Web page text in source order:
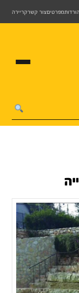
הורדותמפרטיםצור קשרקריירה